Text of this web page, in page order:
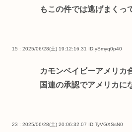
もこの件では逃げまくっ
15 : 2025/06/28(土) 19:12:16.31 ID:ySmyq0p40
カモンベイビーアメリカ
国連の承認でアメリカに
23 : 2025/06/28(土) 20:06:32.07 ID:TyVGXSsN0